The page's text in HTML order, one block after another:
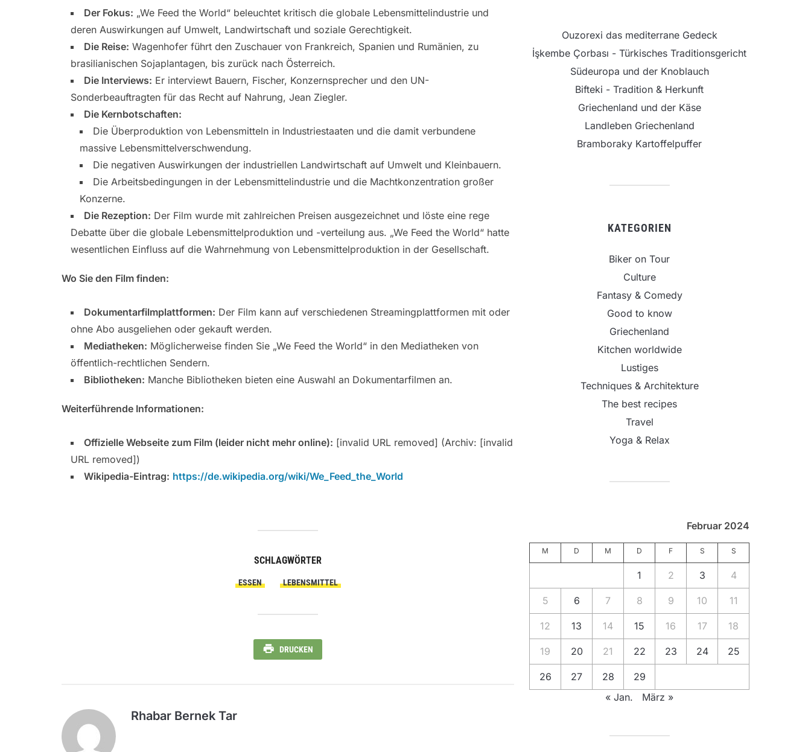
Der Fokus: „We Feed the World“ beleuchtet kritisch die globale Lebensmittelindustrie und
deren Auswirkungen auf Umwelt, Landwirtschaft und soziale Gerechtigkeit.
Die Reise: Wagenhofer führt den Zuschauer von Frankreich, Spanien und Rumänien, zu
brasilianischen Sojaplantagen, bis zurück nach Österreich.
Die Interviews: Er interviewt Bauern, Fischer, Konzernsprecher und den UN-
Sonderbeauftragten für das Recht auf Nahrung, Jean Ziegler.
Die Kernbotschaften:
Die Überproduktion von Lebensmitteln in Industriestaaten und die damit verbundene
massive Lebensmittelverschwendung.
Die negativen Auswirkungen der industriellen Landwirtschaft auf Umwelt und Kleinbauern.
Die Arbeitsbedingungen in der Lebensmittelindustrie und die Machtkonzentration großer
Konzerne.
Die Rezeption: Der Film wurde mit zahlreichen Preisen ausgezeichnet und löste eine rege
Debatte über die globale Lebensmittelproduktion und -verteilung aus. „We Feed the World“ hatte
wesentlichen Einfluss auf die Wahrnehmung von Lebensmittelproduktion in der Gesellschaft.
Wo Sie den Film finden:
Dokumentarfilmplattformen: Der Film kann auf verschiedenen Streamingplattformen mit oder
ohne Abo ausgeliehen oder gekauft werden.
Mediatheken: Möglicherweise finden Sie „We Feed the World“ in den Mediatheken von
öffentlich-rechtlichen Sendern.
Bibliotheken: Manche Bibliotheken bieten eine Auswahl an Dokumentarfilmen an.
Weiterführende Informationen:
Offizielle Webseite zum Film (leider nicht mehr online): [invalid URL removed] (Archiv: [invalid
URL removed])
Wikipedia-Eintrag: https://de.wikipedia.org/wiki/We_Feed_the_World
SCHLAGWÖRTER
ESSEN LEBENSMITTEL
DRUCKEN
Rhabar Bernek Tar
Ouzorexi das mediterrane Gedeck
İşkembe Çorbası - Türkisches Traditionsgericht
Südeuropa und der Knoblauch
Bifteki - Tradition & Herkunft
Griechenland und der Käse
Landleben Griechenland
Bramboraky Kartoffelpuffer
KATEGORIEN
Biker on Tour
Culture
Fantasy & Comedy
Good to know
Griechenland
Kitchen worldwide
Lustiges
Techniques & Architekture
The best recipes
Travel
Yoga & Relax
Februar 2024
M D M D F S S
1 2 3 4
5 6 7 8 9 10 11
12 13 14 15 16 17 18
19 20 21 22 23 24 25
26 27 28
29
« Jan.
März »